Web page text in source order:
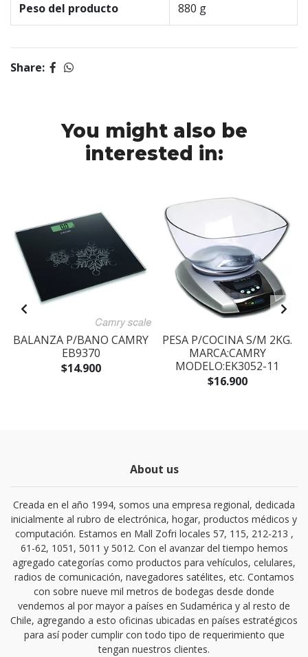
Peso del producto 880 g
Share:
You might also be
interested in:
BALANZA P/BANO CAMRY
EB9370
$14.900
PESA P/COCINA S/M 2KG.
MARCA:CAMRY
MODELO:EK3052-11
$16.900
About us
Creada en el año 1994, somos una empresa regional, dedicada
inicialmente al rubro de electrónica, hogar, productos médicos y
computación. Estamos en Mall Zofri locales 57, 115, 212-213 ,
61-62, 1051, 5011 y 5012. Con el avanzar del tiempo hemos
agregado categorías como productos para vehículos, celulares,
radios de comunicación, navegadores satélites, etc. Contamos
con sobre nueve mil metros de bodegas desde donde
vendemos al por mayor a países en Sudamérica y al resto de
Chile, agregando a esto oficinas ubicadas en países estratégicos
para así poder cumplir con todo tipo de requerimiento que
tengan nuestros clientes.